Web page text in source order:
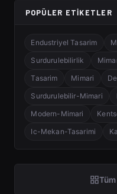
POPÜLER ETIKETLER
Endustriyel Tasarim
Surdurulebilirlik
Tasarim
Mimari
Surdurulebilir-Mimari
Modern-Mimari
Ic-Mekan-Tasarimi